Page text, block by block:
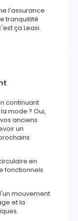
l’assurance
tranquillité
ça Leasi.
continuant
mode ? Oui,
anciens
un
en
fonctionnels
mouvement
et la